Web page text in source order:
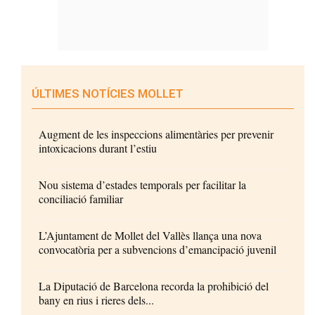
ÚLTIMES NOTÍCIES MOLLET
Augment de les inspeccions alimentàries per prevenir
intoxicacions durant l’estiu
Nou sistema d’estades temporals per facilitar la
conciliació familiar
L’Ajuntament de Mollet del Vallès llança una nova
convocatòria per a subvencions d’emancipació juvenil
La Diputació de Barcelona recorda la prohibició del
bany en rius i rieres dels...